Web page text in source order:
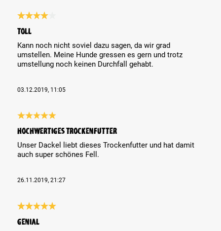
Toll
Kann noch nicht soviel dazu sagen, da wir grad
umstellen. Meine Hunde gressen es gern und trotz
umstellung noch keinen Durchfall gehabt.
03.12.2019, 11:05
Hochwertiges Trockenfutter
Unser Dackel liebt dieses Trockenfutter und hat damit
auch super schönes Fell.
26.11.2019, 21:27
Genial